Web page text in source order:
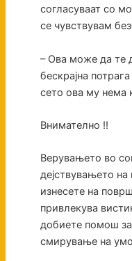
согласуваат со
се чувствувам
– Ова може да те
бескрајна
сето ова му нема
Внимателно !!
Верувањето во
дејствувањето на
изнесете на
привлекува
добиете помош
смирување на